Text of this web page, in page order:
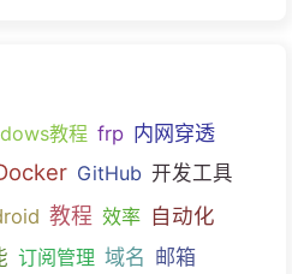
教程 frp 内网穿透
GitHub 开发工具
教程 效率 自动化
订阅管理 域名 邮箱